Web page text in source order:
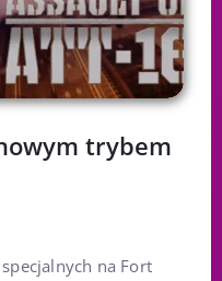
trybem
specjalnych na Fort